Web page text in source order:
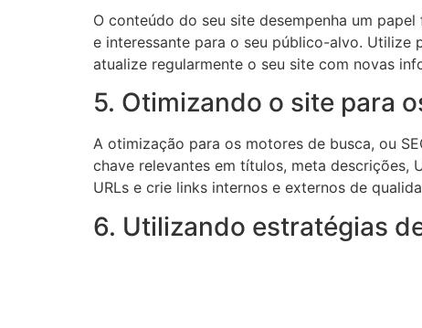
O conteúdo do seu site desempenha um
e interessante para o seu público-alvo. Utilize
atualize regularmente o seu site com novas
5. Otimizando o site para
A otimização para os motores de busca, ou
chave relevantes em títulos, meta descrições,
URLs e crie links internos e externos de
6. Utilizando estratégias